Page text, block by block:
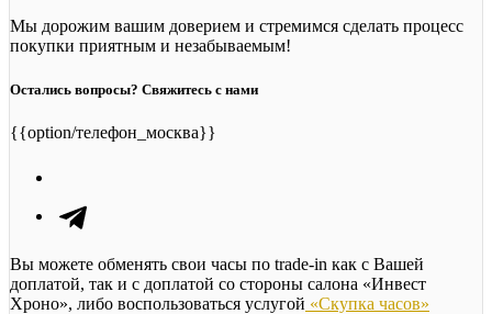
Мы дорожим вашим доверием и стремимся сделать процесс
покупки приятным и незабываемым!
Остались вопросы? Свяжитесь с нами
{{option/телефон_москва}}
Вы можете обменять свои часы по trade-in как с Вашей
доплатой, так и с доплатой со стороны салона «Инвест
Хроно», либо воспользоваться услугой «Скупка часов»